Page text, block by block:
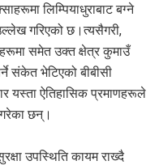
लिम्पियाधुराबाट बग्ने
गरिएको छ।त्यसैगरी,
समेत उक्त क्षेत्र कुमाउँ
संकेत भेटिएको बीबीसी
यस्ता ऐतिहासिक प्रमाणहरूले
छन्।
उपस्थिति कायम राख्दै